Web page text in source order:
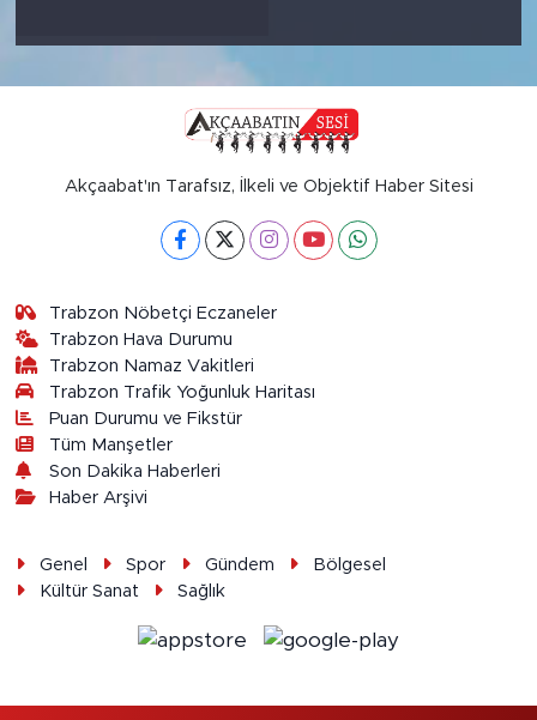
Akçaabat'ın Tarafsız, İlkeli ve Objektif Haber Sitesi
Trabzon Nöbetçi Eczaneler
Trabzon Hava Durumu
Trabzon Namaz Vakitleri
Trabzon Trafik Yoğunluk Haritası
Puan Durumu ve Fikstür
Tüm Manşetler
Son Dakika Haberleri
Haber Arşivi
Genel Spor Gündem
Bölgesel
Kültür Sanat
Sağlık